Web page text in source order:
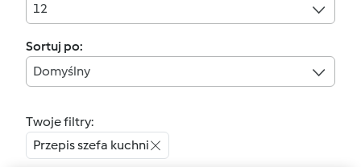
12
Sortuj po:
Domyślny
Twoje filtry:
Przepis szefa kuchni